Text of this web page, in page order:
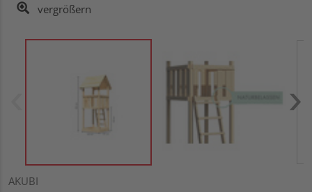
vergrößern
AKUBI